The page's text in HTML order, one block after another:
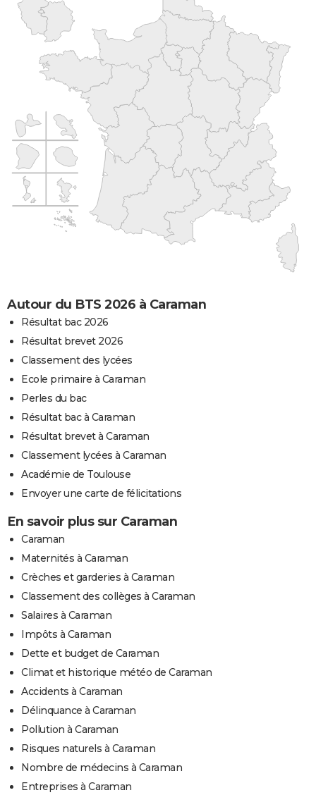
Autour du BTS 2026 à Caraman
Résultat bac 2026
Résultat brevet 2026
Classement des lycées
Ecole primaire à Caraman
Perles du bac
Résultat bac à Caraman
Résultat brevet à Caraman
Classement lycées à Caraman
Académie de Toulouse
Envoyer une carte de félicitations
En savoir plus sur Caraman
Caraman
Maternités à Caraman
Crèches et garderies à Caraman
Classement des collèges à Caraman
Salaires à Caraman
Impôts à Caraman
Dette et budget de Caraman
Climat et historique météo de Caraman
Accidents à Caraman
Délinquance à Caraman
Pollution à Caraman
Risques naturels à Caraman
Nombre de médecins à Caraman
Entreprises à Caraman